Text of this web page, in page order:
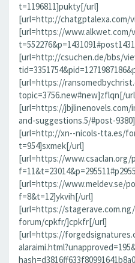
t=1196811]pukty[/url]
[url=http://chatgptalexa.com/
[url=https://www.alkwet.com/
[url=http://csuchen.de/bbs/
[url=https://
topic=3756.new#new]zflqn[/
[url=https://jbjlinenovels.com/
and-suggestions.5/#post-
[url=http://xn--nicols-tta.es/
t=954]sxmek[/url]
[url=https://www.csaclan.org/
[url=https://www.meldev.se/
f=8&t=12]ykvih[/url]
[url=https://
forum/cpkfr/]cpkfr[/url]
[url=https://